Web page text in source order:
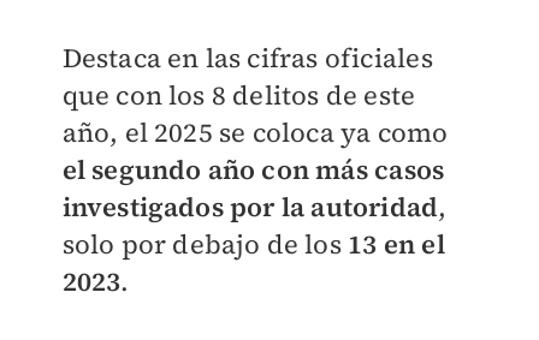
Destaca en las cifras oficiales
que con los 8 delitos de este
año, el 2025 se coloca ya como
el segundo año con más casos
investigados por la autoridad,
solo por debajo de los 13 en el
2023.